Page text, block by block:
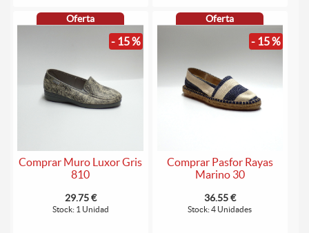
Oferta
- 15 %
Comprar Muro Luxor Gris
810
29.75 €
Stock: 1 Unidad
Oferta
- 15 %
Comprar Pasfor Rayas
Marino 30
36.55 €
Stock: 4 Unidades